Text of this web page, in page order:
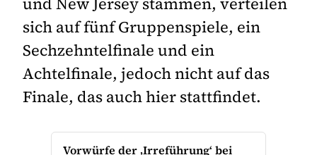
sich auf fünf Gruppenspiele, ein
Sechzehntelfinale und ein
Achtelfinale, jedoch nicht auf das
Finale, das auch hier stattfindet.
Vorwürfe der ‚Irreführung‘ bei